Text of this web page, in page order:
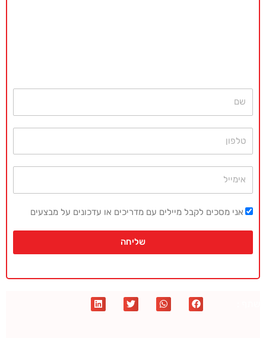
אני מסכים לקבל מיילים עם מדריכים או עדכונים על מבצעים
שליחה